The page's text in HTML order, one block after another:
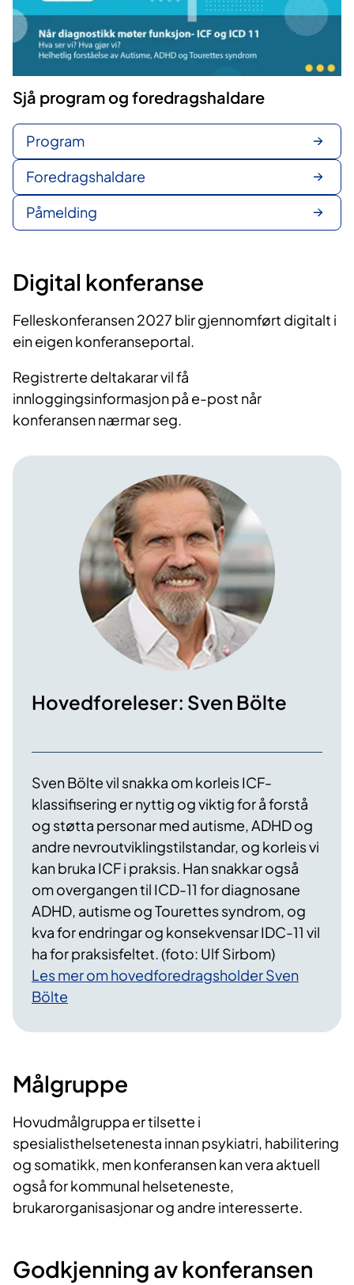
Sjå program og foredragshaldare
Program
Foredragshaldare
Påmelding
Digital konferanse
Felleskonferansen 2027 blir gjennomført digitalt i
ein eigen konferanseportal.
Registrerte deltakarar vil få
innloggingsinformasjon på e-post når
konferansen nærmar seg.
Hovedforeleser: Sven Bölte
Sven Bölte vil snakka om korleis ICF-
klassifisering er nyttig og viktig for å forstå
og støtta personar med autisme, ADHD og
andre nevroutviklingstilstandar, og korleis vi
kan bruka ICF i praksis. Han snakkar også
om overgangen til ICD-11 for diagnosane
ADHD, autisme og Tourettes syndrom, og
kva for endringar og konsekvensar IDC-11 vil
ha for praksisfeltet. (foto: Ulf Sirbom)
Les mer om hovedforedragsholder Sven
Bölte
Målgruppe
Hovudmålgruppa er tilsette i
spesialisthelsetenesta innan psykiatri, habilitering
og somatikk, men konferansen kan vera aktuell
også for kommunal helseteneste,
brukarorganisasjonar og andre interesserte.
Godkjenning av konferansen